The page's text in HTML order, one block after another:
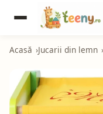
Acasă Jucarii din lemn